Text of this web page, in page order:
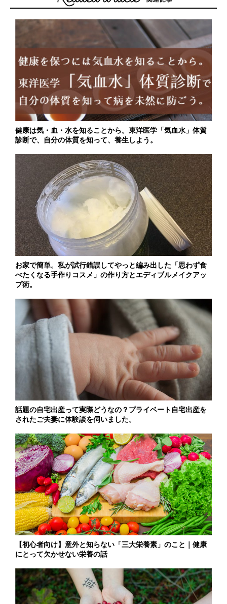
健康は気・血・水を知ることから。東洋医学「気血水」体質
診断で、自分の体質を知って、養生しよう。
お家で簡単。私が試行錯誤してやっと編み出した「思わず食
べたくなる手作りコスメ」の作り方とエディブルメイクアッ
プ術。
話題の自宅出産って実際どうなの？プライベート自宅出産を
されたご夫妻に体験談を伺いました。
【初心者向け】意外と知らない「三大栄養素」のこと｜健康
にとって欠かせない栄養の話